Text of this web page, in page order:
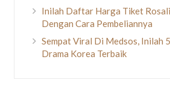
Inilah Daftar Harga Tiket
Dengan Cara Pembeliannya
Sempat Viral Di Medsos, Inilah
Drama Korea Terbaik